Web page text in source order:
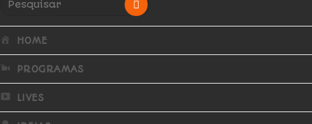
HOME
PROGRAMAS
LIVES